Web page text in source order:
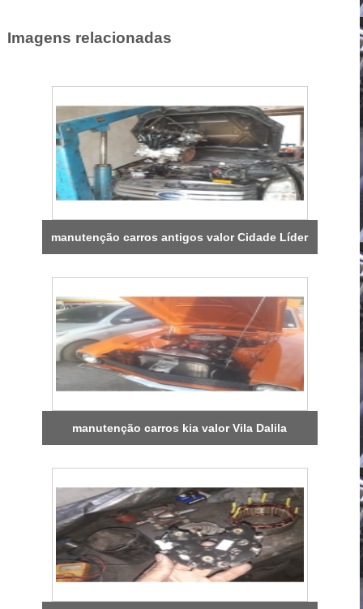
Imagens relacionadas
manutenção carros antigos valor Cidade Líder
manutenção carros kia valor Vila Dalila